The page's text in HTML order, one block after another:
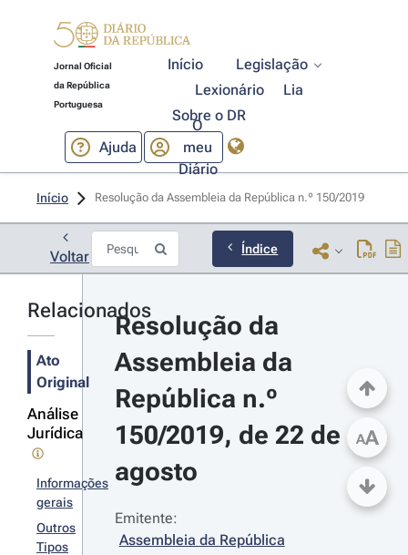
Jornal Oficial
da República
Portuguesa
Início
Legislação
Lexionário
Lia
Sobre o DR
Ajuda
O
meu
Diário
Início Resolução da Assembleia da República n.º 150/2019
Voltar Índice
Relacionados
Ato
Original
Análise
Jurídica
Informações
gerais
Outros
Tipos
Resolução da
Assembleia da
República n.º
150/2019, de 22 de
agosto
Emitente:
Assembleia da República
AA